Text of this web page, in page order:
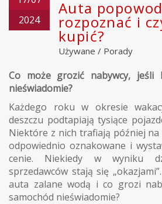
2024
Auta
rozpoznać i
kupić?
Używane / Porady
Co może grozić nabywcy, jeśli
nieświadomie?
Każdego roku w okresie
deszczu podtapiają tysiące
Niektóre z nich trafiają później na
odpowiednio oznakowane i
cenie. Niekiedy w wyniku
sprzedawców stają się
auta zalane wodą i co grozi
samochód nieświadomie?